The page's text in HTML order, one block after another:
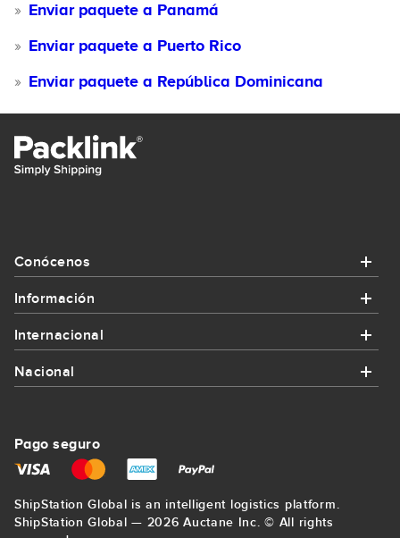
Enviar paquete a Panamá
Enviar paquete a Puerto Rico
Enviar paquete a República Dominicana
Conócenos
Regístrate
Blog
Información
Promociones y cupones
Envíos para empresas
Precio mínimo garantizado
Internacional
Enviar paquete a Francia
Enviar paquete a Estados Unidos
Nacional
Enviar paquete a Bilbao
Enviar paquete a La Coruña
Pago seguro
ShipStation Global is an intelligent logistics platform.
ShipStation Global — 2026 Auctane Inc. © All rights